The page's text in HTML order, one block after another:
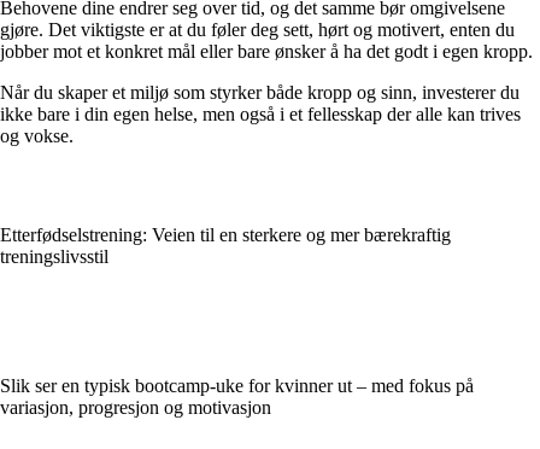
Behovene dine endrer seg over tid, og det samme bør omgivelsene
gjøre. Det viktigste er at du føler deg sett, hørt og motivert, enten du
jobber mot et konkret mål eller bare ønsker å ha det godt i egen kropp.
Når du skaper et miljø som styrker både kropp og sinn, investerer du
ikke bare i din egen helse, men også i et fellesskap der alle kan trives
og vokse.
Etterfødselstrening: Veien til en sterkere og mer bærekraftig
treningslivsstil
Slik ser en typisk bootcamp-uke for kvinner ut – med fokus på
variasjon, progresjon og motivasjon